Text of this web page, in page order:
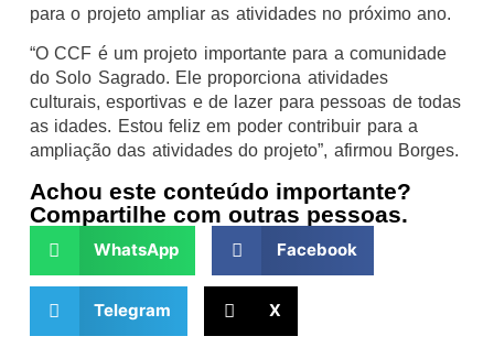
para o projeto ampliar as atividades no próximo ano.
“O CCF é um projeto importante para a comunidade
do Solo Sagrado. Ele proporciona atividades
culturais, esportivas e de lazer para pessoas de todas
as idades. Estou feliz em poder contribuir para a
ampliação das atividades do projeto”, afirmou Borges.
Achou este conteúdo importante?
Compartilhe com outras pessoas.
WhatsApp Facebook
Telegram X